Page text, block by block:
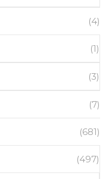
(4)
(1)
(3)
(7)
(681)
(497)